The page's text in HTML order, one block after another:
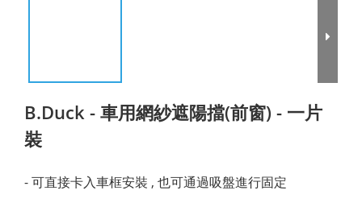
B.Duck - 車用網紗遮陽擋(前窗) - 一片
裝
- 可直接卡入車框安裝 , 也可通過吸盤進行固定